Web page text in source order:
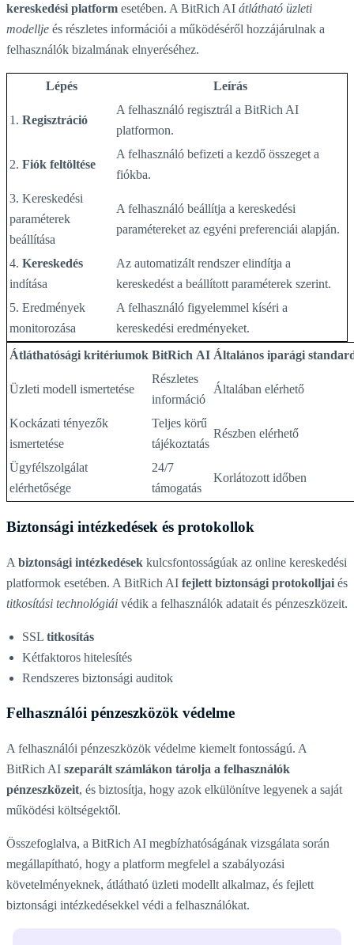
kereskedési platform esetében. A BitRich AI átlátható üzleti
modellje és részletes információi a működéséről hozzájárulnak a
felhasználók bizalmának elnyeréséhez.
Lépés Leírás
1. Regisztráció
A felhasználó regisztrál a BitRich AI
platformon.
2. Fiók feltöltése
A felhasználó befizeti a kezdő összeget a
fiókba.
3. Kereskedési
paraméterek
beállítása
A felhasználó beállítja a kereskedési
paramétereket az egyéni preferenciái alapján.
4. Kereskedés
indítása
Az automatizált rendszer elindítja a
kereskedést a beállított paraméterek szerint.
5. Eredmények
monitorozása
A felhasználó figyelemmel kíséri a
kereskedési eredményeket.
Átláthatósági kritériumok BitRich AI Általános iparági
Üzleti modell ismertetése
Részletes
információ
Általában elérhető
Kockázati tényezők
ismertetése
Teljes körű
tájékoztatás
Részben elérhető
Ügyfélszolgálat
elérhetősége
24/7
támogatás
Korlátozott időben
Biztonsági intézkedések és protokollok
A biztonsági intézkedések kulcsfontosságúak az online kereskedési
platformok esetében. A BitRich AI fejlett biztonsági protokolljai és
titkosítási technológiái védik a felhasználók adatait és pénzeszközeit.
SSL titkosítás
Kétfaktoros hitelesítés
Rendszeres biztonsági auditok
Felhasználói pénzeszközök védelme
A felhasználói pénzeszközök védelme kiemelt fontosságú. A
BitRich AI szeparált számlákon tárolja a felhasználók
pénzeszközeit, és biztosítja, hogy azok elkülönítve legyenek a saját
működési költségektől.
Összefoglalva, a BitRich AI megbízhatóságának vizsgálata során
megállapítható, hogy a platform megfelel a szabályozási
követelményeknek, átlátható üzleti modellt alkalmaz, és fejlett
biztonsági intézkedésekkel védi a felhasználókat.